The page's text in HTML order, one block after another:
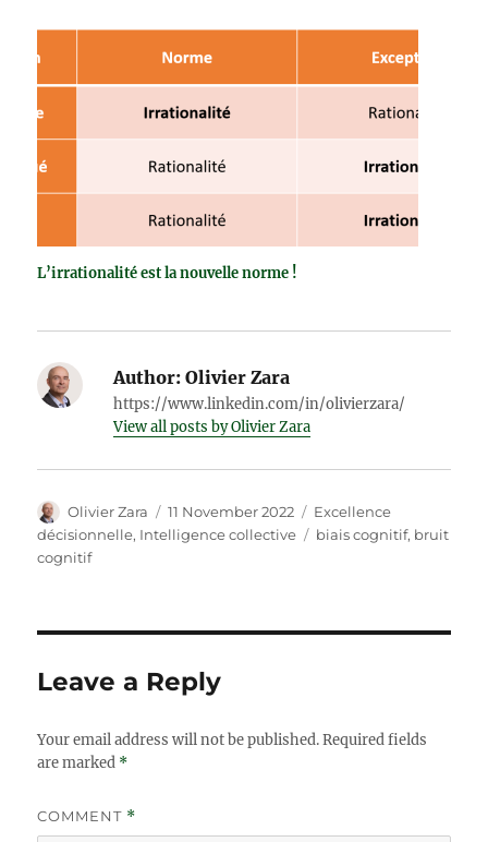
L’irrationalité est la nouvelle norme !
Author: Olivier Zara
https://www.linkedin.com/in/olivierzara/
View all posts by Olivier Zara
Author
Olivier Zara
Posted
on
11 November 2022 Categories
Excellence
décisionnelle, Intelligence collective Tags
biais cognitif, bruit
cognitif
Leave a Reply
Your email address will not be published. Required fields
are marked *
COMMENT *